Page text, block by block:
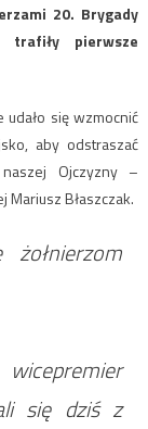
20. Brygady
trafiły pierwsze
się wzmocnić
aby odstraszać
Ojczyzny –
Błaszczak.
żołnierzom
się dziś z